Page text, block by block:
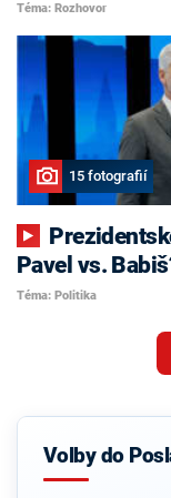
Téma: Rozhovor
15 fotografií
Pavel vs.
Téma: Politika
Volby do